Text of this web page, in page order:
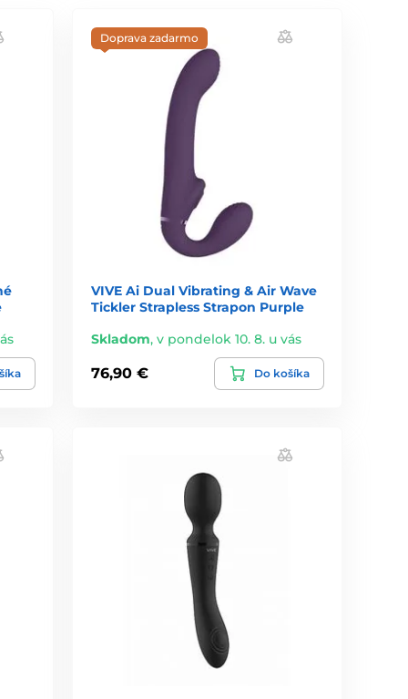
Doprava zadarmo
VIVE Ai Dual Vibrating & Air Wave
Tickler Strapless Strapon Purple
Skladom,v pondelok 10. 8. u vás
76,90 € Do košíka